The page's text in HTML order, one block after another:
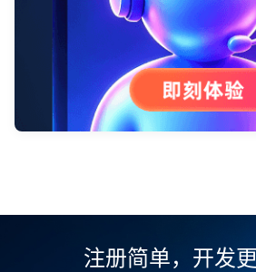
注册简单，开发更